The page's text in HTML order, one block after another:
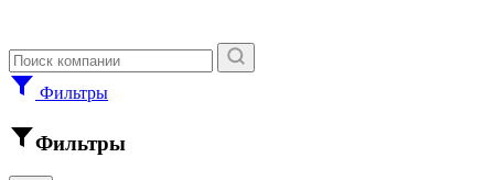
Фильтры
Фильтры